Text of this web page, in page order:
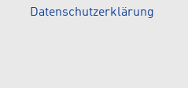
Datenschutzerklärung